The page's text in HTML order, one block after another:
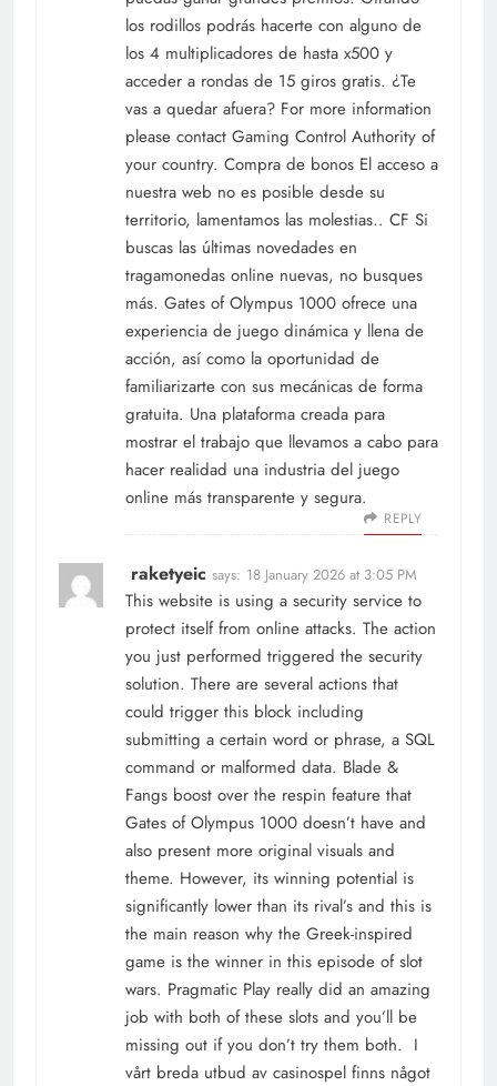
los rodillos podrás hacerte con alguno de
los 4 multiplicadores de hasta x500 y
acceder a rondas de 15 giros gratis. ¿Te
vas a quedar afuera? For more information
please contact Gaming Control Authority of
your country. Compra de bonos El acceso a
nuestra web no es posible desde su
territorio, lamentamos las molestias.. CF Si
buscas las últimas novedades en
tragamonedas online nuevas, no busques
más. Gates of Olympus 1000 ofrece una
experiencia de juego dinámica y llena de
acción, así como la oportunidad de
familiarizarte con sus mecánicas de forma
gratuita. Una plataforma creada para
mostrar el trabajo que llevamos a cabo para
hacer realidad una industria del juego
online más transparente y segura.
REPLY
raketyeic says: 18 January 2026 at 3:05 PM
This website is using a security service to
protect itself from online attacks. The action
you just performed triggered the security
solution. There are several actions that
could trigger this block including
submitting a certain word or phrase, a SQL
command or malformed data. Blade &
Fangs boost over the respin feature that
Gates of Olympus 1000 doesn’t have and
also present more original visuals and
theme. However, its winning potential is
significantly lower than its rival’s and this is
the main reason why the Greek-inspired
game is the winner in this episode of slot
wars. Pragmatic Play really did an amazing
job with both of these slots and you’ll be
missing out if you don’t try them both. I
vårt breda utbud av casinospel finns något